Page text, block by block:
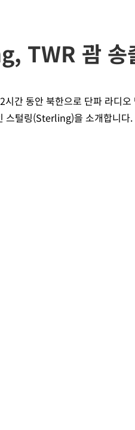
TWR 괌 송
간 동안 북한으로 단파 라디오
스털링(Sterling)을 소개합니다